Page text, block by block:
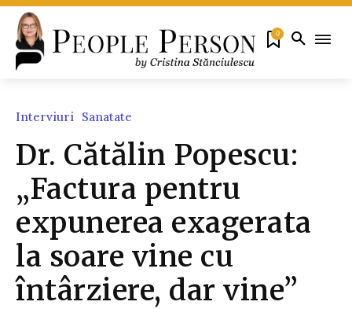
0
Interviuri Sanatate
Dr. Cătălin Popescu:
„Factura pentru
expunerea exagerata
la soare vine cu
întârziere, dar vine”